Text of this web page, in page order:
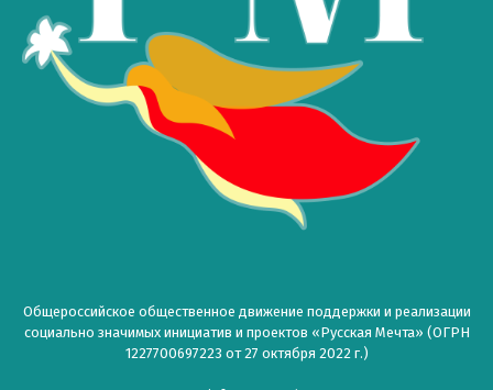
Общероссийское общественное движение поддержки и реализации
социально значимых инициатив и проектов «Русская Мечта» (ОГРН
1227700697223 от 27 октября 2022 г.)